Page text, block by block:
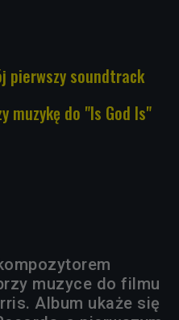
pierwszy soundtrack
muzykę do "Is God Is"
muzyce do filmu
Album ukaże się